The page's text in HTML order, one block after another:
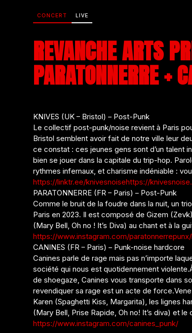
CONCERT LIVE
REVANCHE ARTS
PARATONNERRE +
KNIVES (UK – Bristol) – Post-Punk
Le collectif post-punk/noise revient à Paris
Bristol semblent avoir fait de notre ville leur
ce constat : ces jeunes gens sont d’un talent
bien se jouer dans la capitale du trip-hop.
rythmes infernaux, et charisme indéniable :
https://linktr.ee/knivesnoisehttps://
PARATONNERRE (FR – Paris) – Post-Punk
Comme le bruit de la foudre dans la nuit, un
Paris en 2023. Il est composé de Gizem
(Mary Bell, Oh no ! It’s Diva) au chant et à la
https://www.instagram.com/paratonnerrepunx/
CANINES (FR – Paris) – Punk-noise hardcore
Canines parle de rage mais pas n’importe
société qui nous est quotidennement
de shoegaze, Canines vous transporte dans
revendiquer sa rage est un acte de
Karen (Spaghetti Kiss, Margarita), les lignes
(Mary Bell, Prise Rapide, Oh no! It’s diva) et
https://www.instagram.com/canines_punk/